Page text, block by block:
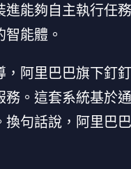
進能夠自主執行任
能體。
，阿里巴巴旗下釘
務。這套系統基於
換句話說，阿里巴